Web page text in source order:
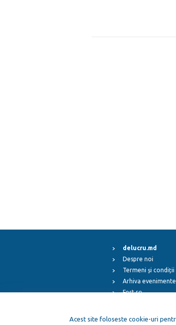
delucru.md
Despre noi
Termeni și condiții
Arhiva
Fest.ro
Acest site foloseste cookie-uri